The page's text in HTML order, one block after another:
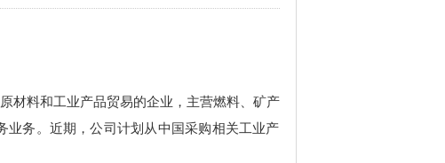
材料和工业产品贸易的企业，主营燃料、矿产
业务。近期，公司计划从中国采购相关工业产